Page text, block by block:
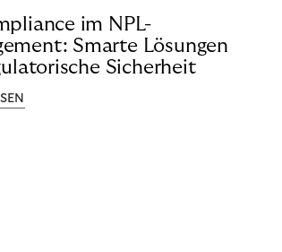
im NPL-
Smarte Lösungen
Sicherheit